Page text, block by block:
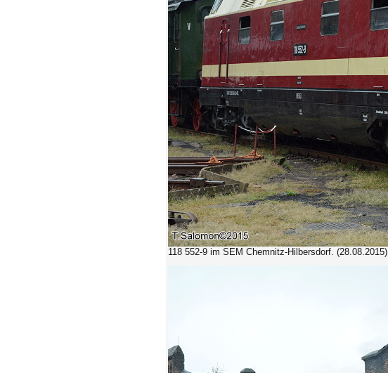
118 552-9 im SEM Chemnitz-Hilbersdorf. (28.08.2015)